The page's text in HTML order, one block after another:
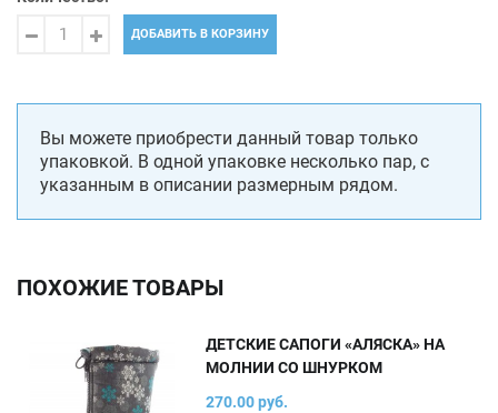
ДОБАВИТЬ В КОРЗИНУ
Вы можете приобрести данный товар только
упаковкой. В одной упаковке несколько пар, с
указанным в описании размерным рядом.
ПОХОЖИЕ ТОВАРЫ
ДЕТСКИЕ САПОГИ «АЛЯСКА» НА
МОЛНИИ СО ШНУРКОМ
270.00 руб.